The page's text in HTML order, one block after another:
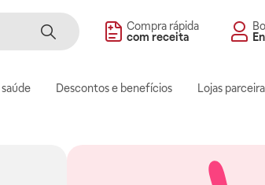
Compra rápida
com receita
Descontos e benefícios Lojas